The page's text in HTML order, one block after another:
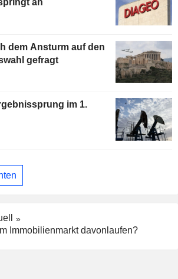
dem Ansturm auf den
gefragt
im 1.
Immobilienmarkt davonlaufen?